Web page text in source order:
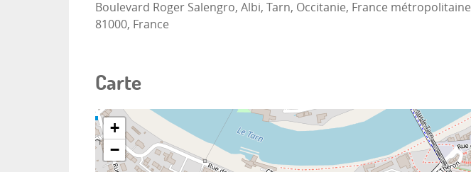
Boulevard Roger Salengro, Albi, Tarn, Occitanie, France métropolitaine
81000, France
Carte
+
−